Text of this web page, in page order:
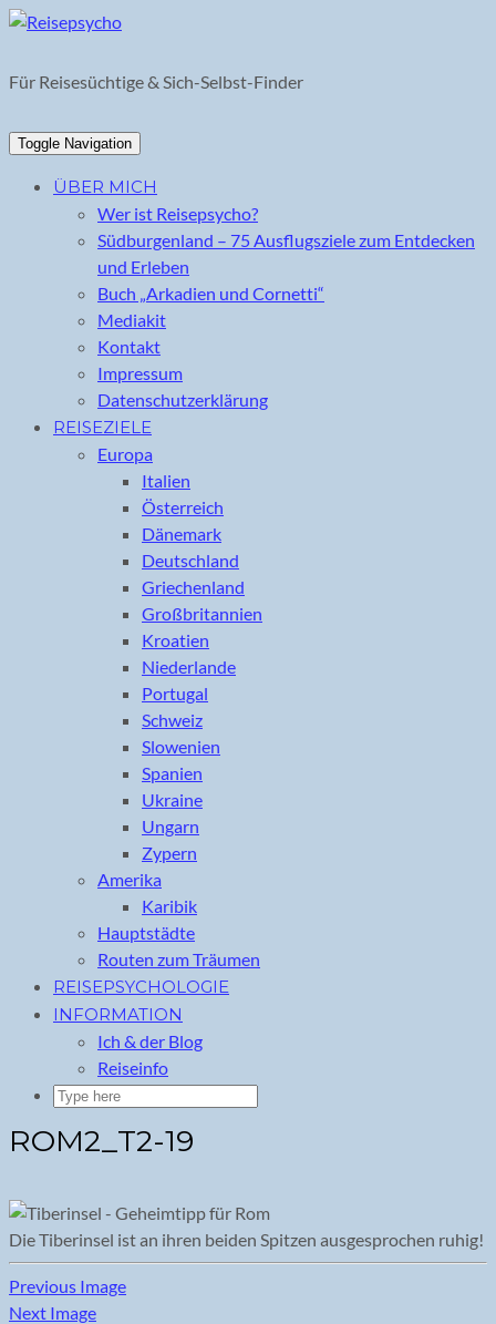
Skip
content
Für Reisesüchtige & Sich-Selbst-Finder
Toggle Navigation
ÜBER MICH
Wer ist Reisepsycho?
Südburgenland – 75 Ausflugsziele zum Entdecken
und Erleben
Buch „Arkadien und Cornetti“
Mediakit
Kontakt
Impressum
Datenschutzerklärung
REISEZIELE
Europa
Italien
Österreich
Dänemark
Deutschland
Griechenland
Großbritannien
Kroatien
Niederlande
Portugal
Schweiz
Slowenien
Spanien
Ukraine
Ungarn
Zypern
Amerika
Karibik
Hauptstädte
Routen zum Träumen
REISEPSYCHOLOGIE
INFORMATION
Ich & der Blog
Reiseinfo
ROM2_T2-19
Die Tiberinsel ist an ihren beiden Spitzen ausgesprochen ruhig!
Previous Image
Next Image